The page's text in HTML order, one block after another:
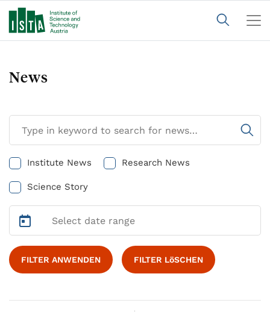
News
Institute News Research News
Science Story
FILTER ANWENDEN FILTER LöSCHEN